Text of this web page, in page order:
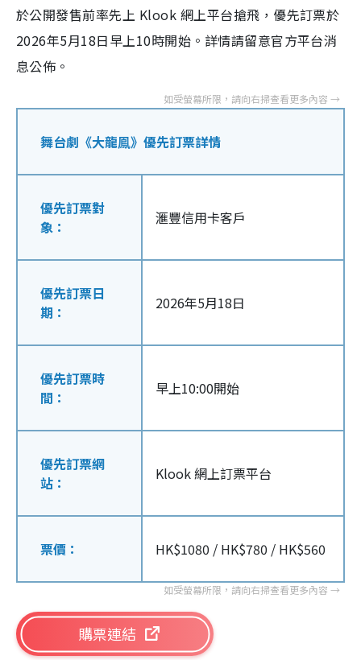
於公開發售前率先上 Klook 網上平台搶飛，優先訂票於
2026年5月18日早上10時開始。詳情請留意官方平台消
息公佈。
舞台劇《大龍鳯》優先訂票詳情
優先訂票對
象：
滙豐信用卡客戶
優先訂票日
期：
2026年5月18日
優先訂票時
間：
早上10:00開始
優先訂票網
站：
Klook 網上訂票平台
票價： HK$1080 / HK$780 / HK$560
購票連結